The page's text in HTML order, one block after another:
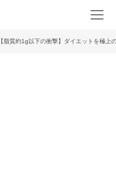
【脂質約1g以下の衝撃】ダイエットを極